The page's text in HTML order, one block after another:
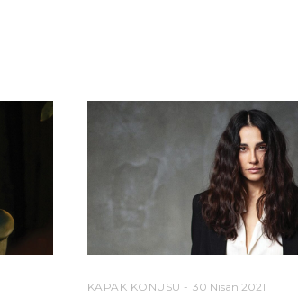
KAPAK KONUSU 30 Nisan 2021